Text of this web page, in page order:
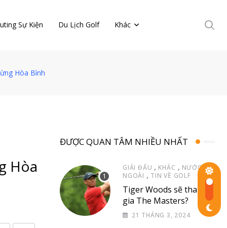
Sự Kiện Du Lịch Golf Khác
Hòa Bình
Hòa
ĐƯỢC QUAN TÂM NHIỀU NHẤT
GIẢI ĐẤU , KHÁC , NƯỚC
NGOÀI , TIN VỀ GOLF
Tiger Woods sẽ tham
gia The Masters?
21 THÁNG 3, 2024